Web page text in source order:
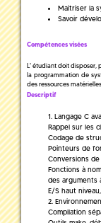
Maitriser la
Savoir
Compétences visées
L' étudiant doit disposer,
la programmation de
des ressources
Descriptif
Langage C
Rappel sur les
Codage de
Pointeurs de
Conversions
Fonctions à
des arguments
E/S haut
Compilation